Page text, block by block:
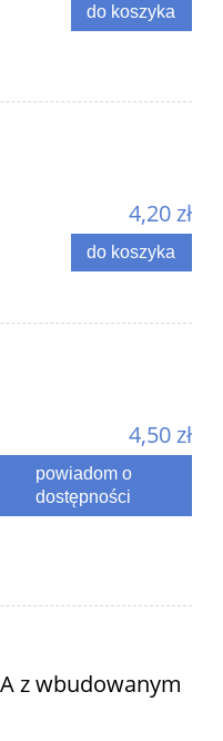
do koszyka
4,20 zł
do koszyka
4,50 zł
powiadom o
dostępności
z wbudowanym